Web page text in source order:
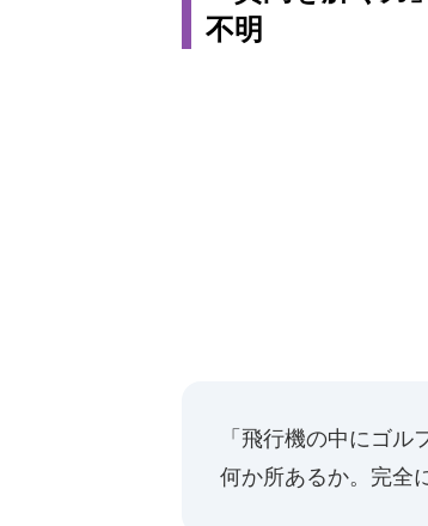
不明
「飛行機の中にゴ
何か所あるか。完全